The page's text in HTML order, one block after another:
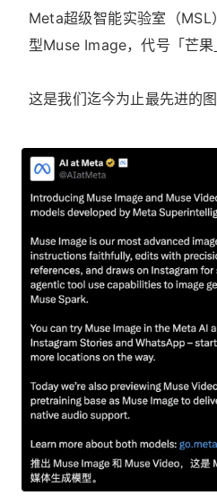
Meta超级智能实验室（
型Muse Image，代号「芒果
这是我们迄今为止最先进的图